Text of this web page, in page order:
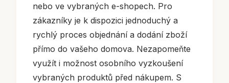
nebo ve vybraných e-shopech. Pro
zákazníky je k dispozici jednoduchý a
rychlý proces objednání a dodání zboží
přímo do vašeho domova. Nezapomeňte
využít i možnost osobního vyzkoušení
vybraných produktů před nákupem. S